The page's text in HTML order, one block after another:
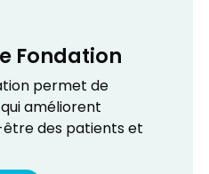
Fondation
permet de
améliorent
des patients et